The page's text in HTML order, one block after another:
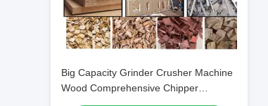
Big Capacity Grinder Crusher Machine
Wood Comprehensive Chipper
Machine Furniture Wastes